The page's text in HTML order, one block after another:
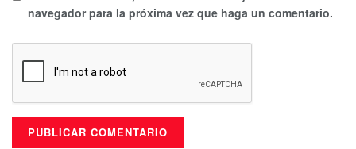
navegador para la próxima vez que haga un comentario.